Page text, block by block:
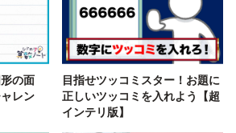
の面
レン
目指せツッコミスター！お題に
正しいツッコミを入れよう【超
インテリ版】